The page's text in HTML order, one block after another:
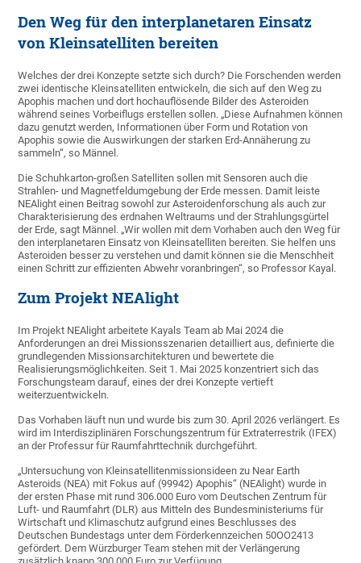
Den Weg für den interplanetaren Einsatz
von Kleinsatelliten bereiten
Welches der drei Konzepte setzte sich durch? Die Forschenden werden
zwei identische Kleinsatelliten entwickeln, die sich auf den Weg zu
Apophis machen und dort hochauflösende Bilder des Asteroiden
während seines Vorbeiflugs erstellen sollen. „Diese Aufnahmen können
dazu genutzt werden, Informationen über Form und Rotation von
Apophis sowie die Auswirkungen der starken Erd-Annäherung zu
sammeln“, so Männel.
Die Schuhkarton-großen Satelliten sollen mit Sensoren auch die
Strahlen- und Magnetfeldumgebung der Erde messen. Damit leiste
NEAlight einen Beitrag sowohl zur Asteroidenforschung als auch zur
Charakterisierung des erdnahen Weltraums und der Strahlungsgürtel
der Erde, sagt Männel. „Wir wollen mit dem Vorhaben auch den Weg für
den interplanetaren Einsatz von Kleinsatelliten bereiten. Sie helfen uns
Asteroiden besser zu verstehen und damit können sie die Menschheit
einen Schritt zur effizienten Abwehr voranbringen“, so Professor Kayal.
Zum Projekt NEAlight
Im Projekt NEAlight arbeitete Kayals Team ab Mai 2024 die
Anforderungen an drei Missionsszenarien detailliert aus, definierte die
grundlegenden Missionsarchitekturen und bewertete die
Realisierungsmöglichkeiten. Seit 1. Mai 2025 konzentriert sich das
Forschungsteam darauf, eines der drei Konzepte vertieft
weiterzuentwickeln.
Das Vorhaben läuft nun und wurde bis zum 30. April 2026 verlängert. Es
wird im Interdisziplinären Forschungszentrum für Extraterrestrik (IFEX)
an der Professur für Raumfahrttechnik durchgeführt.
„Untersuchung von Kleinsatellitenmissionsideen zu Near Earth
Asteroids (NEA) mit Fokus auf (99942) Apophis“ (NEAlight) wurde in
der ersten Phase mit rund 306.000 Euro vom Deutschen Zentrum für
Luft- und Raumfahrt (DLR) aus Mitteln des Bundesministeriums für
Wirtschaft und Klimaschutz aufgrund eines Beschlusses des
Deutschen Bundestags unter dem Förderkennzeichen 50OO2413
gefördert. Dem Würzburger Team stehen mit der Verlängerung